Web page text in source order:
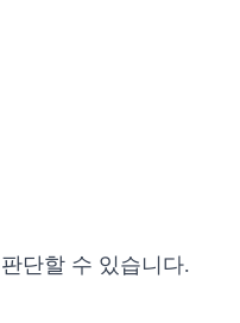
단할 수 있습니다.